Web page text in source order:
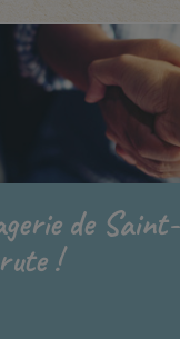
de Saint-
!